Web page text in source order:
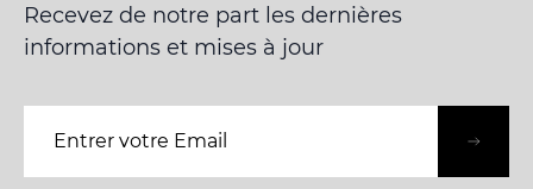
Recevez de notre part les dernières
informations et mises à jour